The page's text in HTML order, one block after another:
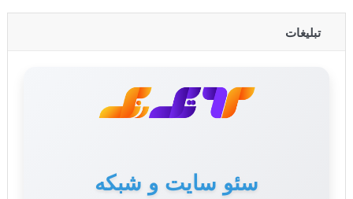
تبلیغات
سئو سایت و شبکه
تولید محتوا برای سایت